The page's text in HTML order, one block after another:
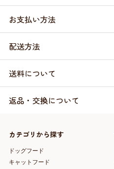
お支払い方法
配送方法
送料について
返品・交換について
カテゴリから探す
ドッグフード
キャットフード